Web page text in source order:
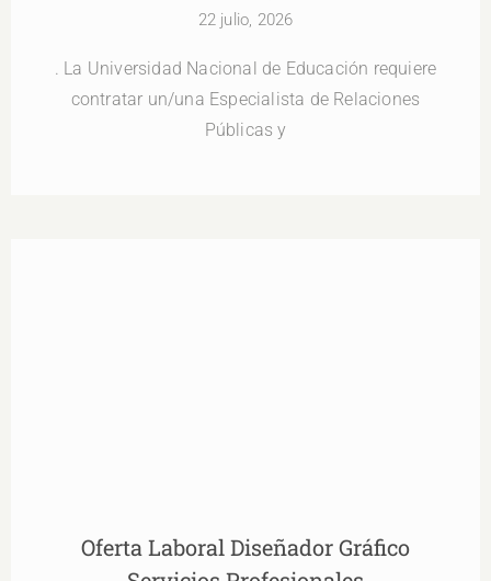
22 julio, 2026
. La Universidad Nacional de Educación requiere
contratar un/una Especialista de Relaciones
Públicas y
Oferta Laboral Diseñador Gráfico